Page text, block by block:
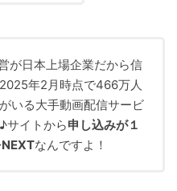
が日本上場企業だから信
年2月時点で466万人
いる大手動画配信サービ
サイトから申し込みが１
なんですよ！